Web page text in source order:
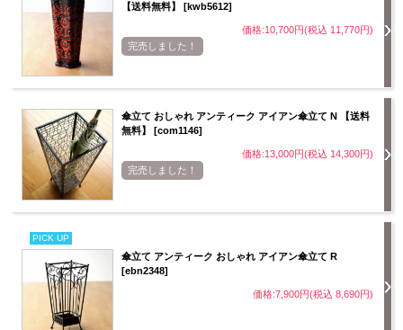
【送料無料】 [kwb5612]
価格:10,700円(税込 11,770円)
完売しました！
傘立て おしゃれ アンティーク アイアン傘立て N 【送料
無料】 [com1146]
価格:13,000円(税込 14,300円)
完売しました！
PICK UP
傘立て アンティーク おしゃれ アイアン傘立て R
[ebn2348]
価格:7,900円(税込 8,690円)